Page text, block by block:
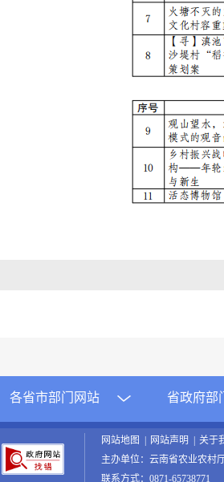
各省市部门网站 省政府部
网站地图 | 网站声明 |关于
主办单位：云南省农业农村
联系方式：0871-65738771